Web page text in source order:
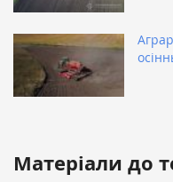
Матеріали до